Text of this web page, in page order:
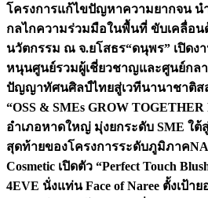
โครงการแก้ไขปัญหาความยากจน น
กลไกความร่วมมือในพื้นที่ ขับเคลื่อน
นวัตกรรม ณ จ.ยโสธร“ดนุพร” เปิดง
หนุนศูนย์รวมผู้เชี่ยวชาญและศูนย์กล
ปัญญาทัศนศิลป์ไทยสู่เวทีนานาชาติส
“OSS & SMEs GROW
อำเภอหาดใหญ่ มุ่งยกระดับ SME ใต้
สุดท้ายของโครงการระดับภูมิภาค
Cosmetic เปิดตัว “Perfect Touch
4EVE นั่งแท่น Face of Naree ตั้งเป้า